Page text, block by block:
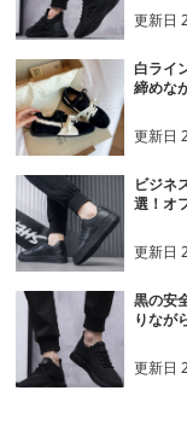
更新日
白ライ
締めな
更新日
ビジネ
選！オ
更新日
黒の安
りなが
更新日